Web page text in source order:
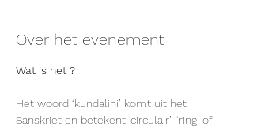
Over het evenement
Wat is het ?
Het woord ‘kundalini’ komt uit het
Sanskriet en betekent ‘circulair’, ‘ring’ of